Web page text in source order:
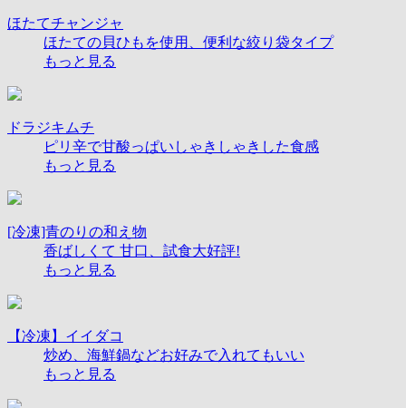
ほたてチャンジャ
ほたての貝ひもを使用、便利な絞り袋タイプ
もっと見る
ドラジキムチ
ピリ辛で甘酸っぱいしゃきしゃきした食感
もっと見る
[冷凍]青のりの和え物
香ばしくて 甘口​、試食大好評!
もっと見る
【冷凍】イイダコ
炒め、海鮮鍋などお好みで入れてもいい
もっと見る